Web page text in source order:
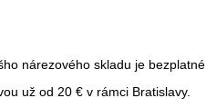
nárezového skladu je bezplatné.
už od 20 € v rámci Bratislavy.